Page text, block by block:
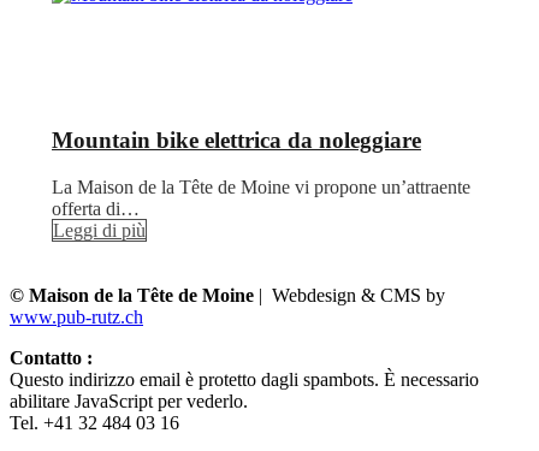
Mountain bike elettrica da noleggiare
La Maison de la Tête de Moine vi propone un’attraente
offerta di…
Leggi di più
© Maison de la Tête de Moine | Webdesign & CMS by
www.pub-rutz.ch
Contatto :
Questo indirizzo email è protetto dagli spambots. È necessario
abilitare JavaScript per vederlo.
Tel. +41 32 484 03 16